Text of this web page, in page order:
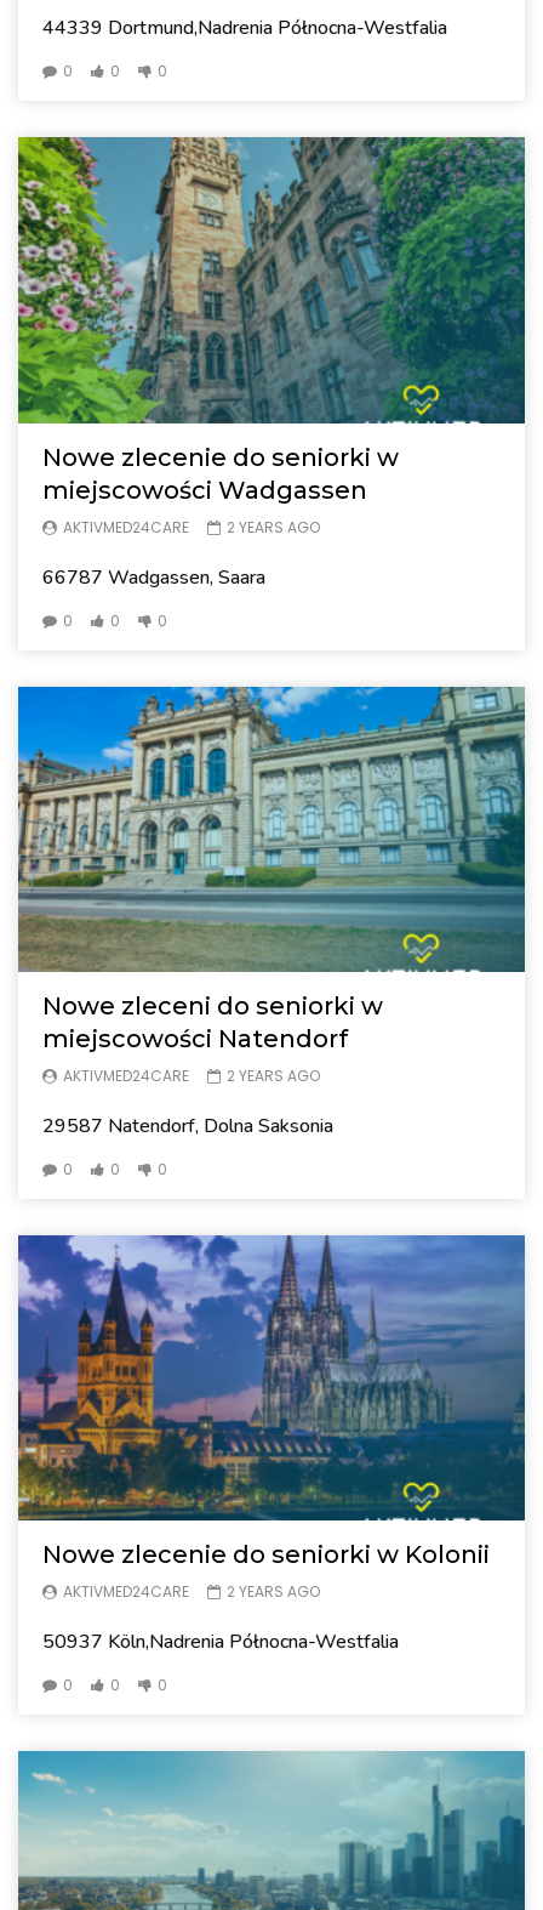
44339 Dortmund,Nadrenia Północna-Westfalia
0 0 0
Nowe zlecenie do seniorki w
miejscowości Wadgassen
AKTIVMED24CARE 2 YEARS AGO
66787 Wadgassen, Saara
0 0 0
Nowe zleceni do seniorki w
miejscowości Natendorf
AKTIVMED24CARE 2 YEARS AGO
29587 Natendorf, Dolna Saksonia
0 0 0
Nowe zlecenie do seniorki w Kolonii
AKTIVMED24CARE 2 YEARS AGO
50937 Köln,Nadrenia Północna-Westfalia
0 0 0